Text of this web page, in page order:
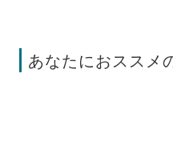
あなたにおススメ